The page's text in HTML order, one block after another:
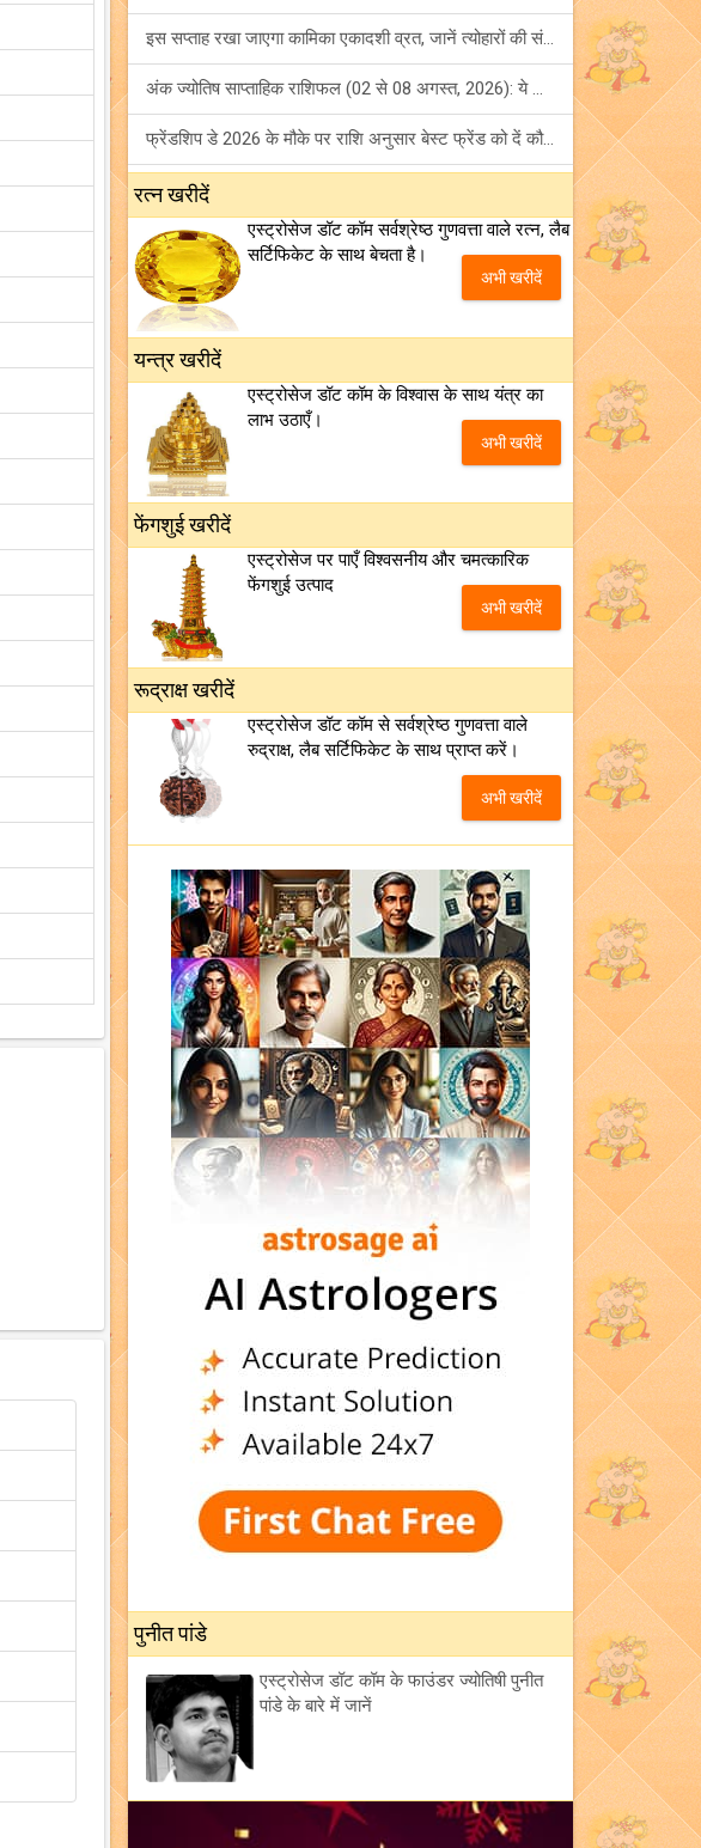
इस सप्ताह रखा जाएगा कामिका एकादशी व्रत, जानें त्योहारों की संपूर्ण लिस्ट!
अंक ज्योतिष साप्ताहिक राशिफल (02 से 08 अगस्त, 2026): ये सप्ताह क्यों है खास?
फ्रेंडशिप डे 2026 के मौके पर राशि अनुसार बेस्ट फ्रेंड को दें कौन सा गिफ्ट? जानें
टैरो साप्ताहिक राशिफल (02 से 08 अगस्त, 2026): जानें 12 राशियों का विस्तृत भविष्यफल!
शनि साढ़े साती और ढैय्या से परेशान हैं? शनि कृपा के लिए अवश्य करें शनिवार व्रत!
रत्न खरीदें
एस्ट्रोसेज डॉट कॉम सर्वश्रेष्ठ गुणवत्ता वाले रत्न, लैब
सर्टिफिकेट के साथ बेचता है।
अभी खरीदें
यन्त्र खरीदें
एस्ट्रोसेज डॉट कॉम के विश्वास के साथ यंत्र का
लाभ उठाएँ।
अभी खरीदें
फेंगशुई खरीदें
एस्ट्रोसेज पर पाएँ विश्वसनीय और चमत्कारिक
फेंगशुई उत्पाद
अभी खरीदें
रूद्राक्ष खरीदें
एस्ट्रोसेज डॉट कॉम से सर्वश्रेष्ठ गुणवत्ता वाले
रुद्राक्ष, लैब सर्टिफिकेट के साथ प्राप्त करें।
अभी खरीदें
पुनीत पांडे
एस्ट्रोसेज डॉट कॉम के फाउंडर ज्योतिषी पुनीत
पांडे के बारे में जानें